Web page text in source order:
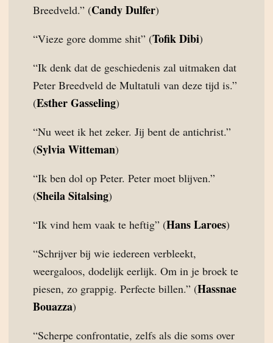
Breedveld.” (Candy Dulfer)
“Vieze gore domme shit” (Tofik Dibi)
“Ik denk dat de geschiedenis zal uitmaken dat
Peter Breedveld de Multatuli van deze tijd is.”
(Esther Gasseling)
“Nu weet ik het zeker. Jij bent de antichrist.”
(Sylvia Witteman)
“Ik ben dol op Peter. Peter moet blijven.”
(Sheila Sitalsing)
“Ik vind hem vaak te heftig” (Hans Laroes)
“Schrijver bij wie iedereen verbleekt,
weergaloos, dodelijk eerlijk. Om in je broek te
piesen, zo grappig. Perfecte billen.” (Hassnae
Bouazza)
“Scherpe confrontatie, zelfs als die soms over